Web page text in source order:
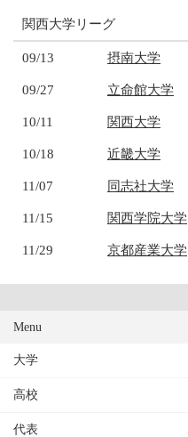
関西大学リーグ
09/13 摂南大学
09/27 立命館大学
10/11 関西大学
10/18 近畿大学
11/07 同志社大学
11/15 関西学院大学
11/29 京都産業大学
Menu
大学
高校
代表